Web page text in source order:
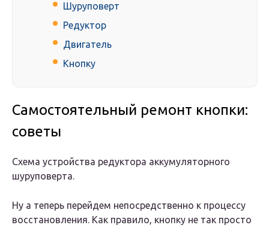
Шуруповерт
Редуктор
Двигатель
Кнопку
Самостоятельный ремонт кнопки:
советы
Схема устройства редуктора аккумуляторного
шуруповерта.
Ну а теперь перейдем непосредственно к процессу
восстановления. Как правило, кнопку не так просто